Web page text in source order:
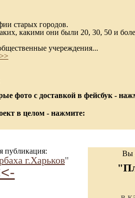
старых городов.
какими они были 20, 30, 50 и
учереждения...
фото с доставкой в фейсбук -
в целом - нажмите:
публикация:
г.Харьков"
Вы